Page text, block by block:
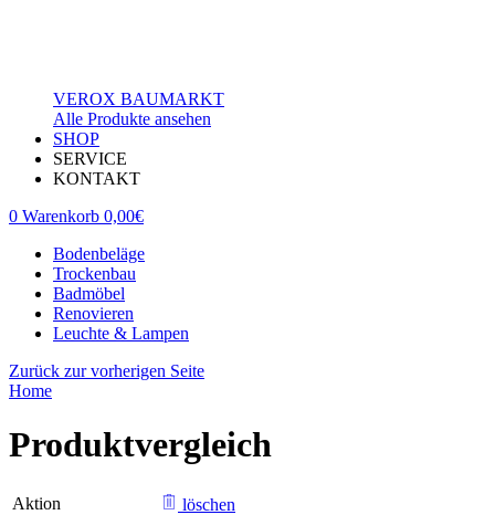
VEROX BAUMARKT
Alle Produkte ansehen
SHOP
SERVICE
KONTAKT
0 Warenkorb 0,00€
Bodenbeläge
Trockenbau
Badmöbel
Renovieren
Leuchte & Lampen
Zurück zur vorherigen Seite
Home
Produktvergleich
Aktion
löschen